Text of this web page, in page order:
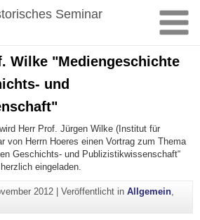
Seminar
Wilke "Mediengeschichte
und
Herr Prof. Jürgen Wilke (Institut für
von Herrn Hoeres einen Vortrag zum Thema
Geschichts- und Publizistikwissenschaft“
eingeladen.
2012| Veröffentlicht in Allgemein,